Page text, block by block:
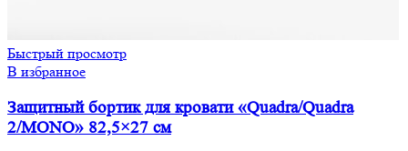
Быстрый просмотр
В избранное
Защитный бортик для кровати «Quadra/Quadra
2/MONO» 82,5×27 см